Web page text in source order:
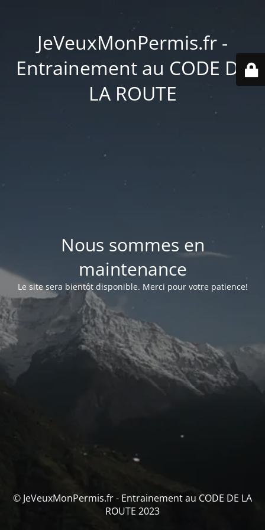
JeVeuxMonPermis.fr -
Entrainement au CODE DE
LA ROUTE
Nous sommes en
maintenance
Le site sera bientôt disponible. Merci pour votre patience!
© JeVeuxMonPermis.fr - Entrainement au CODE DE LA
ROUTE 2023